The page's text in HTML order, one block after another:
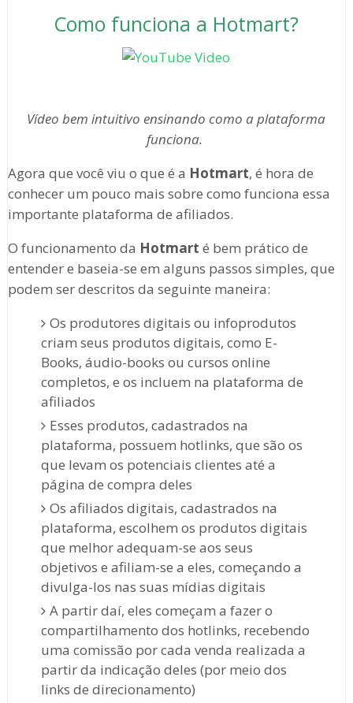
Como funciona a Hotmart?
Vídeo bem intuitivo ensinando como a plataforma
funciona.
Agora que você viu o que é a Hotmart, é hora de
conhecer um pouco mais sobre como funciona essa
importante plataforma de afiliados.
O funcionamento da Hotmart é bem prático de
entender e baseia-se em alguns passos simples, que
podem ser descritos da seguinte maneira:
Os produtores digitais ou infoprodutos
criam seus produtos digitais, como E-
Books, áudio-books ou cursos online
completos, e os incluem na plataforma de
afiliados
Esses produtos, cadastrados na
plataforma, possuem hotlinks, que são os
que levam os potenciais clientes até a
página de compra deles
Os afiliados digitais, cadastrados na
plataforma, escolhem os produtos digitais
que melhor adequam-se aos seus
objetivos e afiliam-se a eles, começando a
divulga-los nas suas mídias digitais
A partir daí, eles começam a fazer o
compartilhamento dos hotlinks, recebendo
uma comissão por cada venda realizada a
partir da indicação deles (por meio dos
links de direcionamento)